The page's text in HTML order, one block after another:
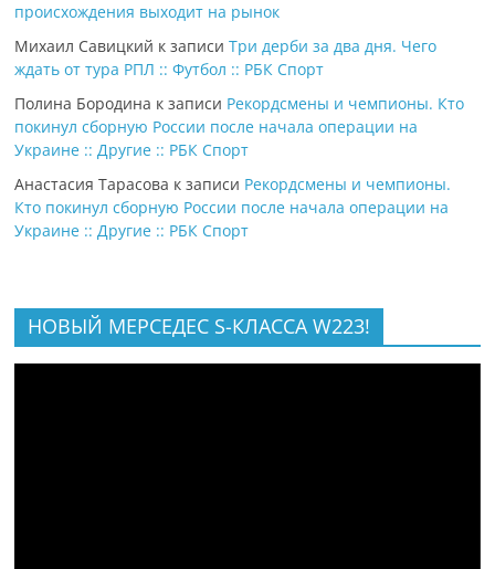
происхождения выходит на рынок
Михаил Савицкий к записиТри дерби за два дня. Чего
ждать от тура РПЛ :: Футбол :: РБК Спорт
Полина Бородина к записи Рекордсмены и чемпионы. Кто
покинул сборную России после начала операции на
Украине :: Другие :: РБК Спорт
Анастасия Тарасова к записи Рекордсмены и чемпионы.
Кто покинул сборную России после начала операции на
Украине :: Другие :: РБК Спорт
НОВЫЙ МЕРСЕДЕС S-КЛАССА W223!